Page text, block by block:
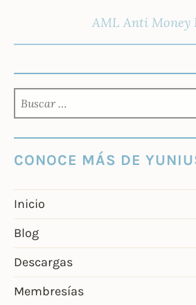
AML Anti Money
CONOCE MÁS DE
Inicio
Blog
Descargas
Membresías